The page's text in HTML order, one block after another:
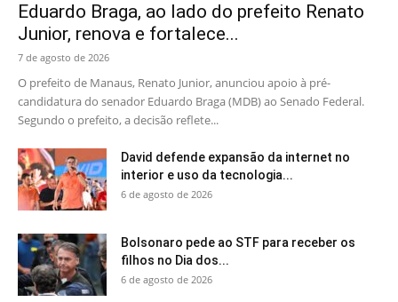
Eduardo Braga, ao lado do prefeito Renato
Junior, renova e fortalece...
7 de agosto de 2026
O prefeito de Manaus, Renato Junior, anunciou apoio à pré-
candidatura do senador Eduardo Braga (MDB) ao Senado Federal.
Segundo o prefeito, a decisão reflete...
David defende expansão da internet no
interior e uso da tecnologia...
6 de agosto de 2026
Bolsonaro pede ao STF para receber os
filhos no Dia dos...
6 de agosto de 2026